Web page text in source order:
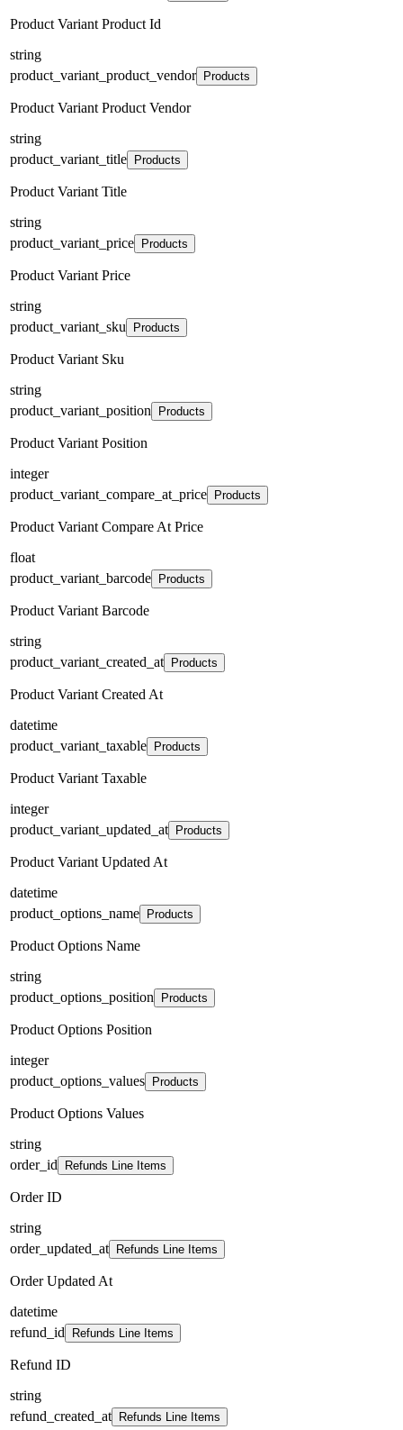
Product Variant Product Id
string
product_variant_product_vendor
Products
Product Variant Product Vendor
string
product_variant_title
Products
Product Variant Title
string
product_variant_price
Products
Product Variant Price
string
product_variant_sku
Products
Product Variant Sku
string
product_variant_position
Products
Product Variant Position
integer
product_variant_compare_at_price
Products
Product Variant Compare At Price
float
product_variant_barcode
Products
Product Variant Barcode
string
product_variant_created_at
Products
Product Variant Created At
datetime
product_variant_taxable
Products
Product Variant Taxable
integer
product_variant_updated_at
Products
Product Variant Updated At
datetime
product_options_name
Products
Product Options Name
string
product_options_position
Products
Product Options Position
integer
product_options_values
Products
Product Options Values
string
order_id
Refunds Line Items
Order ID
string
order_updated_at
Refunds Line Items
Order Updated At
datetime
refund_id
Refunds Line Items
Refund ID
string
refund_created_at
Refunds Line Items